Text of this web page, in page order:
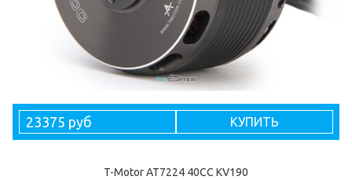
23375 руб КУПИТЬ
T-Motor AT7224 40CC KV190